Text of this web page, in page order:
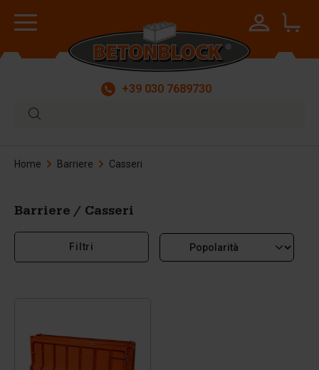
+39 030 7689730
Home Barriere Casseri
Barriere / Casseri
Filtri